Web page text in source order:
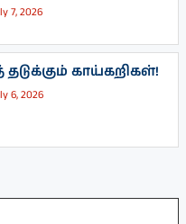
7, 2026
காய்கறிகள்!
6, 2026